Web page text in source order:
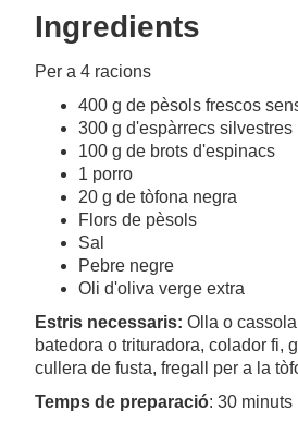
Ingredients
Per a 4 racions
400 g de pèsols frescos
300 g d'espàrrecs silvestres
100 g de brots d'espinacs
1 porro
20 g de tòfona negra
Flors de pèsols
Sal
Pebre negre
Oli d'oliva verge extra
Estris necessaris: Olla o
batedora o trituradora, colador fi,
cullera de fusta, fregall per a la
Temps de preparació: 30 minuts